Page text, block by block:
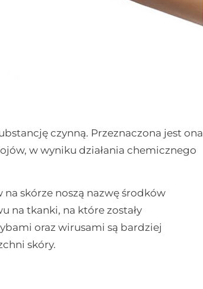
czynną. Przeznaczona jest ona
w wyniku działania chemicznego
skórze noszą nazwę środków
na tkanki, na które zostały
oraz wirusami są bardziej
skóry.